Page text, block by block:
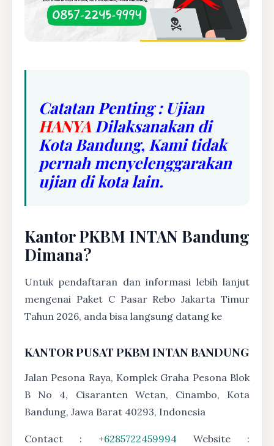
Catatan Penting : Ujian
HANYA Dilaksanakan di
Kota Bandung, Kami tidak
pernah menyelenggarakan
ujian di kota lain.
Kantor PKBM INTAN Bandung
Dimana?
Untuk pendaftaran dan informasi lebih lanjut
mengenai Paket C Pasar Rebo Jakarta Timur
Tahun 2026, anda bisa langsung datang ke
KANTOR PUSAT PKBM INTAN BANDUNG
Jalan Pesona Raya, Komplek Graha Pesona Blok
B No 4, Cisaranten Wetan, Cinambo, Kota
Bandung, Jawa Barat 40293, Indonesia
Contact : +6285722459994 Website :